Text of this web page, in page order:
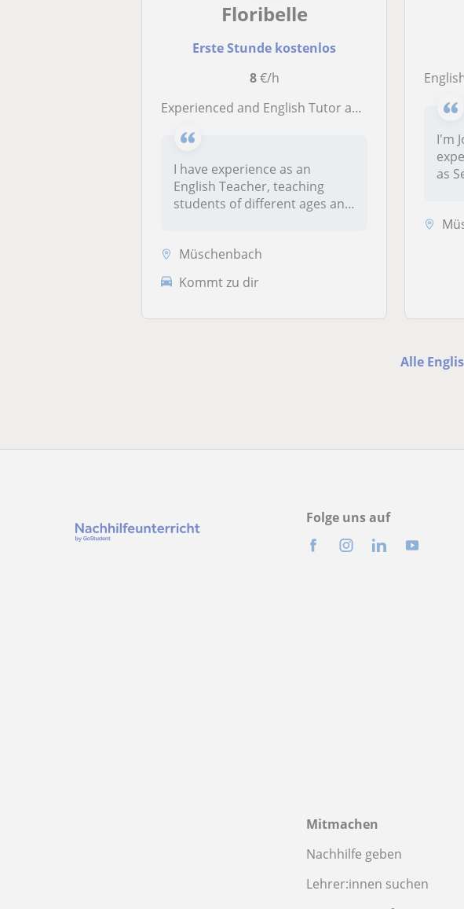
Floribelle
Erste Stunde kostenlos
8€/h
Experienced and English Tutor as well as English Teacher
I have experience as an
English Teacher, teaching
students of different ages and
Müschenbach
Kommt zu dir
English
I'm
as
Alle
Folge uns auf
Mitmachen
Nachhilfe geben
Lehrer:innen suchen